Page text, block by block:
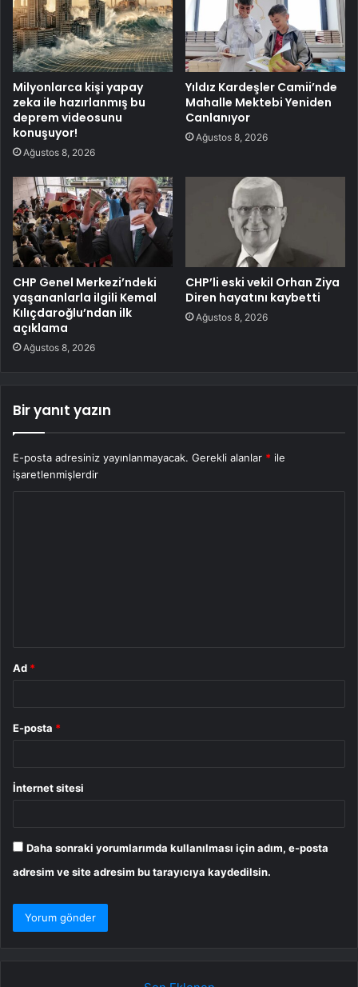
Milyonlarca kişi yapay
zeka ile hazırlanmış bu
deprem videosunu
konuşuyor!
Ağustos 8, 2026
Yıldız Kardeşler Camii’nde
Mahalle Mektebi Yeniden
Canlanıyor
Ağustos 8, 2026
CHP Genel Merkezi’ndeki
yaşananlarla ilgili Kemal
Kılıçdaroğlu’ndan ilk
açıklama
Ağustos 8, 2026
CHP’li eski vekil Orhan Ziya
Diren hayatını kaybetti
Ağustos 8, 2026
Bir yanıt yazın
E-posta adresiniz yayınlanmayacak. Gerekli alanlar * ile
işaretlenmişlerdir
Ad *
E-posta *
İnternet sitesi
Daha sonraki yorumlarımda kullanılması için adım, e-posta
adresim ve site adresim bu tarayıcıya kaydedilsin.